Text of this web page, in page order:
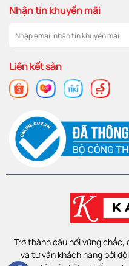
Nhận tin khuyến mãi
Liên kết sàn
Trở thành cầu nối vững chắc,
và tư vấn khách hàng bởi